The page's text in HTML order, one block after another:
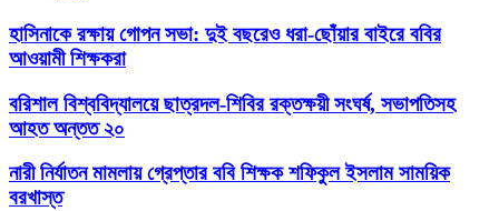
হাসিনাকে রক্ষায় গোপন সভা: দুই বছরেও ধরা-ছোঁয়ার বাইরে ববির
আওয়ামী শিক্ষকরা
বরিশাল বিশ্ববিদ্যালয়ে ছাত্রদল-শিবির রক্তক্ষয়ী সংঘর্ষ, সভাপতিসহ
আহত অন্তত ২০
নারী নির্যাতন মামলায় গ্রেপ্তার ববি শিক্ষক শফিকুল ইসলাম সাময়িক
বরখাস্ত